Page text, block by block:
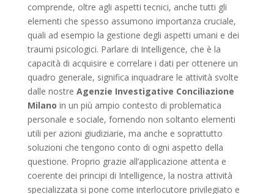
comprende, oltre agli aspetti tecnici, anche tutti gli
elementi che spesso assumono importanza cruciale,
quali ad esempio la gestione degli aspetti umani e dei
traumi psicologici. Parlare di Intelligence, che è la
capacità di acquisire e correlare i dati per ottenere un
quadro generale, significa inquadrare le attività svolte
dalle nostre Agenzie Investigative Conciliazione
Milano in un più ampio contesto di problematica
personale e sociale, fornendo non soltanto elementi
utili per azioni giudiziarie, ma anche e soprattutto
soluzioni che tengono conto di ogni aspetto della
questione. Proprio grazie all’applicazione attenta e
coerente dei principi di Intelligence, la nostra attività
specializzata si pone come interlocutore privilegiato e